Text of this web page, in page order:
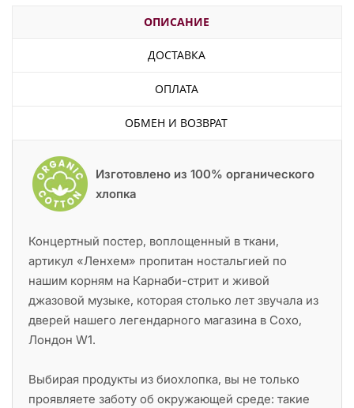
ОПИСАНИЕ
ДОСТАВКА
ОПЛАТА
ОБМЕН И ВОЗВРАТ
Изготовлено из 100% органического
хлопка
Концертный постер, воплощенный в ткани,
артикул «Ленхем» пропитан ностальгией по
нашим корням на Карнаби-стрит и живой
джазовой музыке, которая столько лет звучала из
дверей нашего легендарного магазина в Сохо,
Лондон W1.
Выбирая продукты из биохлопка, вы не только
проявляете заботу об окружающей среде: такие